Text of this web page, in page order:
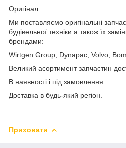
Оригінал.
Ми поставляємо оригінальні
будівельної техніки а також їх
брендами:
Wirtgen Group, Dynapac, Volvo,
Великий асортимент запчастин
В наявності і під замовлення.
Доставка в будь-який регіон.
Приховати